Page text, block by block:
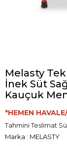
Melasty
İnek Süt
Kauçuk
*HEMEN
Tahmini Teslimat
Marka : MELASTY